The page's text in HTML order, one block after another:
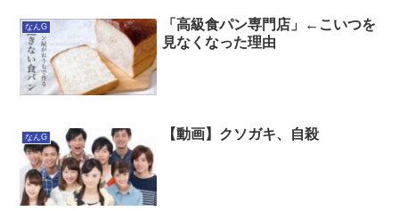
なんG
「高級食パン専門店」←こいつを
見なくなった理由
なんG 【動画】クソガキ、自殺